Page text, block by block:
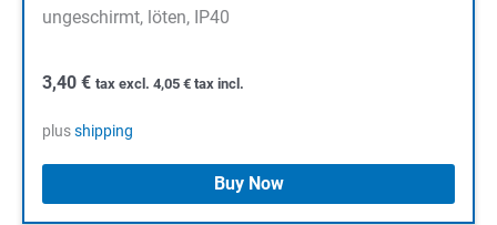
ungeschirmt, löten, IP40
3,40 € tax excl. 4,05 € tax incl.
plusshipping
Buy Now